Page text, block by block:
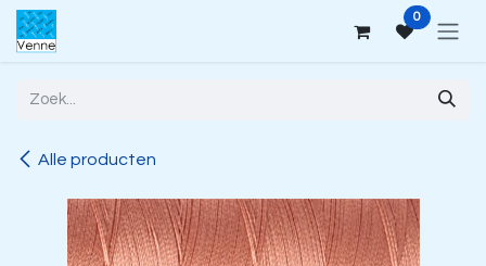
Overslaan naar inhoud 0
Alle producten